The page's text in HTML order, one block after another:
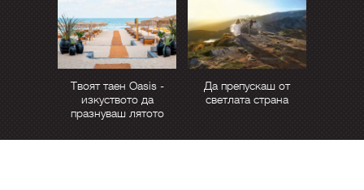
Твоят таен Oasis -
изкуството да
празнуваш лятото
Да препускаш от
светлата страна